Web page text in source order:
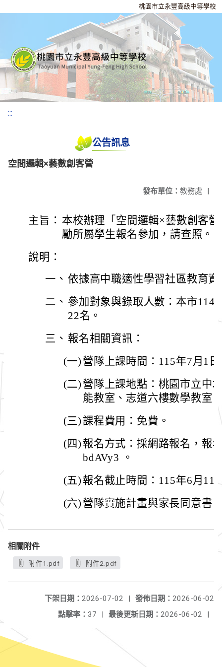
桃園市立永豐高級中等學校
:::
公告訊息
空間邏輯×藝數創客營
發布單位： 教務處 |
主旨： 本校辦理「空間邏輯×藝數創客
勵所屬學生報名參加，請查照。
說明：
一、 依據高中職適性學習社區教育
二、 參加對象與錄取人數：本市114
22名。
三、 報名相關資訊：
(一) 營隊上課時間：115年7月1
(二) 營隊上課地點：桃園市立中
能教室、志道六樓數學教室
(三)課程費用：免費。
(四) 報名方式：採網路報名，報
bdAVy3 。
(五) 報名截止時間：115年6月11
(六) 營隊實施計畫與家長同意書
相關附件
附件1.pdf 附件2.pdf
發佈日期： 2026-06-02
下架日期： 2026-07-02
|
最後更新日期： 2026-06-02 |
點擊率： 37 |